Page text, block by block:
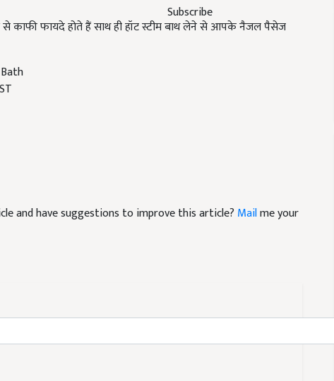
Subscribe
से काफी फायदे होते हैं साथ ही हॉट स्टीम बाथ लेने से आपके नैजल पैसेज
and have suggestions to improve this article?